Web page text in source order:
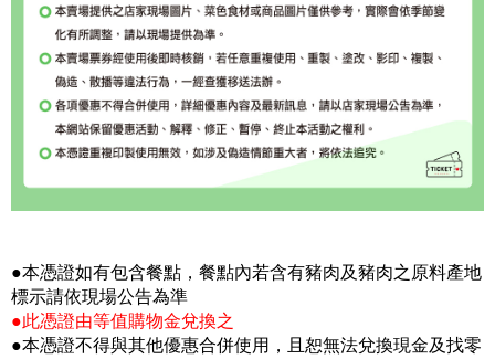
●本憑證如有包含餐點，餐點內若含有豬肉及豬肉之原料產地
標示請依現場公告為準
●此憑證由等值購物金兌換之
●本憑證不得與其他優惠合併使用，且恕無法兌換現金及找零